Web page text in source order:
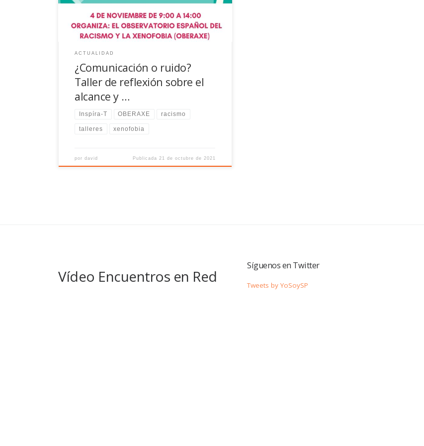
comunicación estratégica contra […]
ACTUALIDAD
¿Comunicación o ruido?
Taller de reflexión sobre el
alcance y …
Inspíra-T OBERAXE racismo
talleres xenofobia
pordavid Publicada 21 de octubre de 2021
Vídeo Encuentros en Red
Síguenos en Twitter
Tweets by YoSoySP